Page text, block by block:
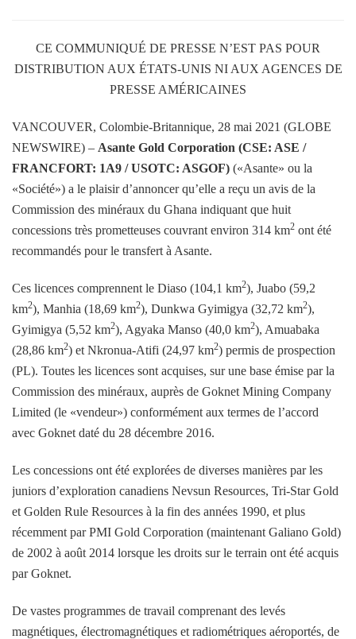
CE COMMUNIQUÉ DE PRESSE N’EST PAS POUR
DISTRIBUTION AUX ÉTATS-UNIS NI AUX AGENCES DE
PRESSE AMÉRICAINES
VANCOUVER, Colombie-Britannique, 28 mai 2021 (GLOBE
NEWSWIRE) – Asante Gold Corporation (CSE: ASE /
FRANCFORT: 1A9 / USOTC: ASGOF) («Asante» ou la
«Société») a le plaisir d’annoncer qu’elle a reçu un avis de la
Commission des minéraux du Ghana indiquant que huit
concessions très prometteuses couvrant environ 314 km2 ont été
recommandés pour le transfert à Asante.
Ces licences comprennent le Diaso (104,1 km2), Juabo (59,2
km2), Manhia (18,69 km2), Dunkwa Gyimigya (32,72 km2),
Gyimigya (5,52 km2), Agyaka Manso (40,0 km2), Amuabaka
(28,86 km2) et Nkronua-Atifi (24,97 km2) permis de prospection
(PL). Toutes les licences sont acquises, sur une base émise par la
Commission des minéraux, auprès de Goknet Mining Company
Limited (le «vendeur») conformément aux termes de l’accord
avec Goknet daté du 28 décembre 2016.
Les concessions ont été explorées de diverses manières par les
juniors d’exploration canadiens Nevsun Resources, Tri-Star Gold
et Golden Rule Resources à la fin des années 1990, et plus
récemment par PMI Gold Corporation (maintenant Galiano Gold)
de 2002 à août 2014 lorsque les droits sur le terrain ont été acquis
par Goknet.
De vastes programmes de travail comprenant des levés
magnétiques, électromagnétiques et radiométriques aéroportés, de